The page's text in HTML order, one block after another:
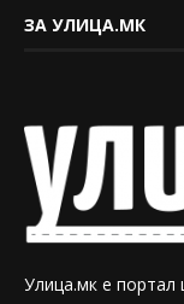
ЗА УЛИЦА.МК
Улица.мк е портал